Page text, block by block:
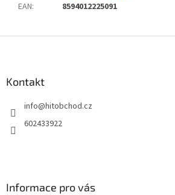
EAN: 8594012225091
Kontakt
info@hitobchod.cz
602433922
Informace pro vás